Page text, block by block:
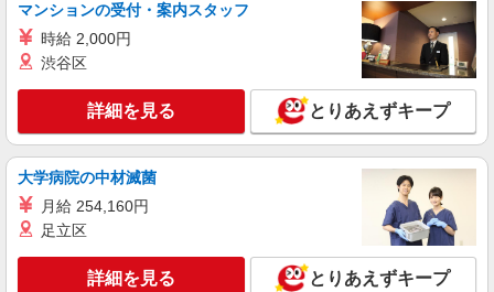
マンションの受付・案内スタッフ
時給 2,000円
渋谷区
詳細を見る とりあえずキープ
大学病院の中材滅菌
月給 254,160円
足立区
詳細を見る とりあえずキープ